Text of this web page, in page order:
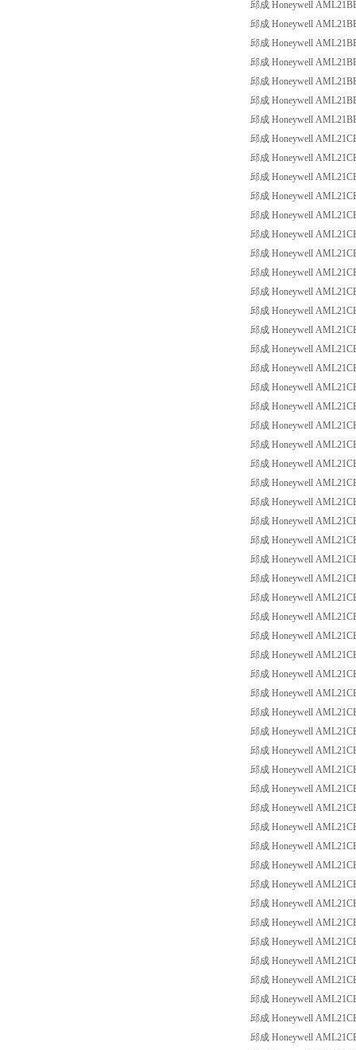
邱成 Honeywell
邱成 Honeywell
邱成 Honeywell
邱成 Honeywell
邱成 Honeywell
邱成 Honeywell
邱成 Honeywell
邱成 Honeywell
邱成 Honeywell
邱成 Honeywell
邱成 Honeywell
邱成 Honeywell
邱成 Honeywell
邱成 Honeywell
邱成 Honeywell
邱成 Honeywell
邱成 Honeywell
邱成 Honeywell
邱成 Honeywell
邱成 Honeywell
邱成 Honeywell
邱成 Honeywell
邱成 Honeywell
邱成 Honeywell
邱成 Honeywell
邱成 Honeywell
邱成 Honeywell
邱成 Honeywell
邱成 Honeywell
邱成 Honeywell
邱成 Honeywell
邱成 Honeywell
邱成 Honeywell
邱成 Honeywell
邱成 Honeywell
邱成 Honeywell
邱成 Honeywell
邱成 Honeywell
邱成 Honeywell
邱成 Honeywell
邱成 Honeywell
邱成 Honeywell
邱成 Honeywell
邱成 Honeywell
邱成 Honeywell
邱成 Honeywell
邱成 Honeywell
邱成 Honeywell
邱成 Honeywell
邱成 Honeywell
邱成 Honeywell
邱成 Honeywell
邱成 Honeywell
邱成 Honeywell
邱成 Honeywell